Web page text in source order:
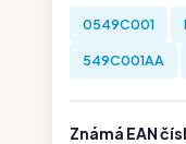
0549C001
549C001AA
Známá EAN